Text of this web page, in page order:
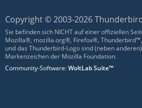
Copyright © 2003-2026
Sie befinden sich NICHT auf einer offiziellen
Mozilla®, mozilla.org®, Firefox®,
und das Thunderbird-Logo sind (neben
Markenzeichen der Mozilla Foundation.
Community-Software:WoltLab Suite™